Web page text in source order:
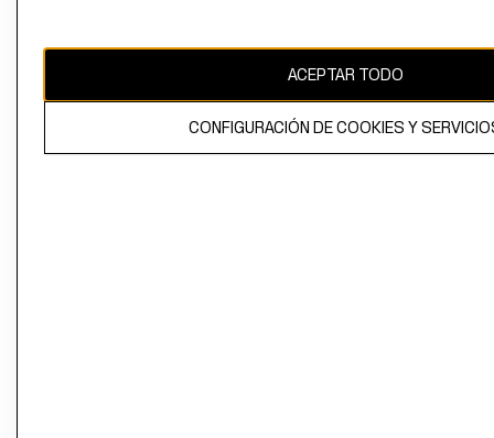
propiedad de H&M Hennes & Mauritz AB
ACEPTAR TODO
CONFIGURACIÓN DE COOKIES Y